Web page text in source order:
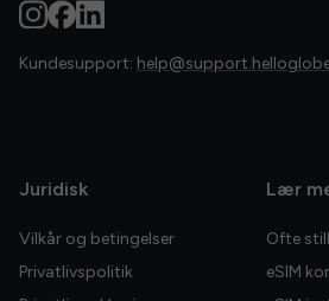
Kundesupport:
Juridisk
Vilkår og betingelser
Privatlivspolitik
Lær
Ofte
eSIM